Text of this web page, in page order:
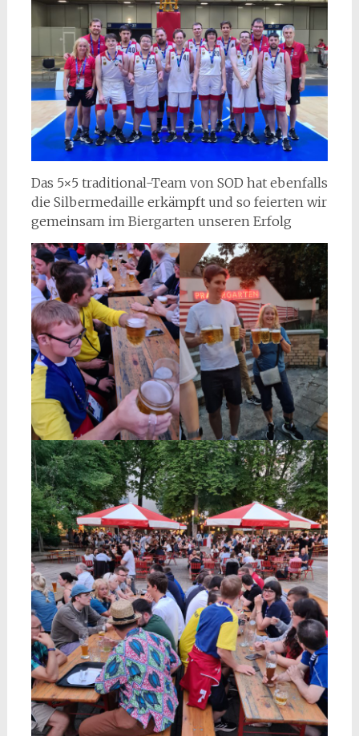
Das 5×5 traditional-Team von SOD hat ebenfalls
die Silbermedaille erkämpft und so feierten wir
gemeinsam im Biergarten unseren Erfolg